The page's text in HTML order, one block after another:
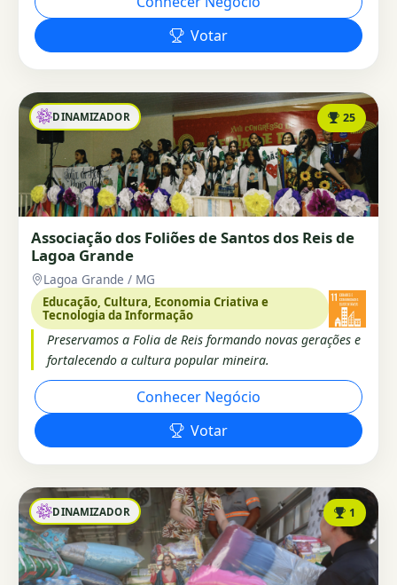
Votar
DINAMIZADOR 25
Associação dos Foliões de Santos dos Reis de
Lagoa Grande
Lagoa Grande / MG
Educação, Cultura, Economia Criativa e
Tecnologia da Informação
Preservamos a Folia de Reis formando novas gerações e
fortalecendo a cultura popular mineira.
Conhecer Negócio
Votar
DINAMIZADOR 1